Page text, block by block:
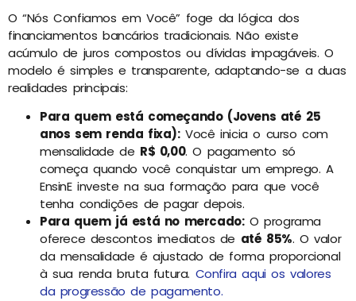
O “Nós Confiamos em Você” foge da lógica dos
financiamentos bancários tradicionais. Não existe
acúmulo de juros compostos ou dívidas impagáveis. O
modelo é simples e transparente, adaptando-se a duas
realidades principais:
Para quem está começando (Jovens até 25
anos sem renda fixa):Você inicia o curso com
mensalidade de R$ 0,00. O pagamento só
começa quando você conquistar um emprego. A
EnsinE investe na sua formação para que você
tenha condições de pagar depois.
Para quem já está no mercado:O programa
oferece descontos imediatos de até 85%. O valor
da mensalidade é ajustado de forma proporcional
à sua renda bruta futura. Confira aqui os valores
da progressão de pagamento.